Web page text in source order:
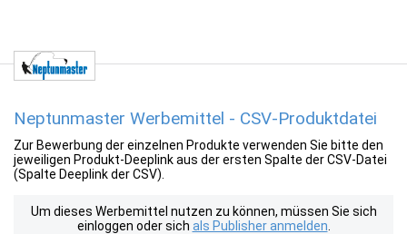
Neptunmaster Werbemittel - CSV-Produktdatei
Zur Bewerbung der einzelnen Produkte verwenden Sie bitte den
jeweiligen Produkt-Deeplink aus der ersten Spalte der CSV-Datei
(Spalte Deeplink der CSV).
Um dieses Werbemittel nutzen zu können, müssen Sie sich
einloggen oder sich als Publisher anmelden